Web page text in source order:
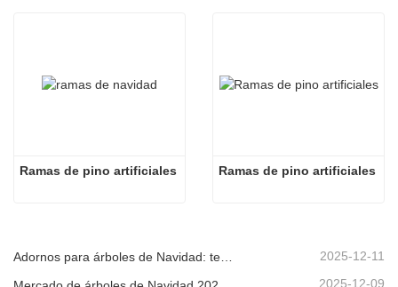
Ramas de pino artificiales Ramas de pino artificiales
Adornos para árboles de Navidad: tendencias del mercado, información sobre la cadena de suministro y guía de adquisiciones 2025 2025-12-11
2025-12-09